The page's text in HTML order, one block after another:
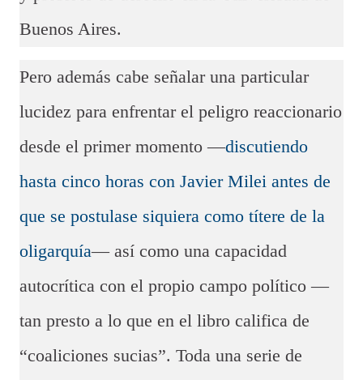
Buenos Aires.
Pero además cabe señalar una particular
lucidez para enfrentar el peligro reaccionario
desde el primer momento —discutiendo
hasta cinco horas con Javier Milei antes de
que se postulase siquiera como títere de la
oligarquía— así como una capacidad
autocrítica con el propio campo político —
tan presto a lo que en el libro califica de
“coaliciones sucias”. Toda una serie de